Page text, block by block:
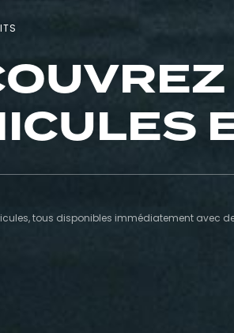
tous disponibles immédiatement avec